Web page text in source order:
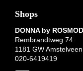
Shops
DONNA by
Rembrandtweg 74
1181 GW Amstelveen
020-6419419